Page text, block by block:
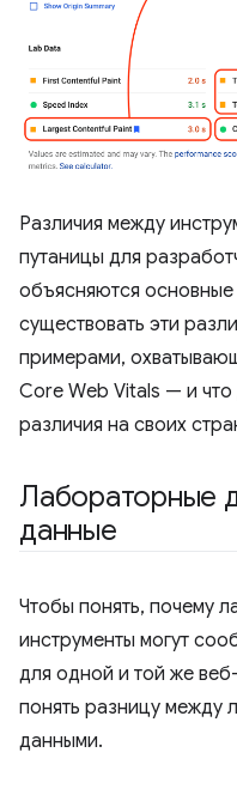
Различия между
путаницы для
объясняются
существовать эти
примерами,
Core Web Vitals — и
различия на своих
Лабораторные
данные
Чтобы понять, почему
инструменты могут
для одной и той же
понять разницу между
данными.